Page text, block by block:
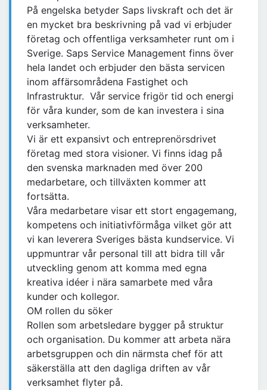
På engelska betyder Saps livskraft och det är
en mycket bra beskrivning på vad vi erbjuder
företag och offentliga verksamheter runt om i
Sverige. Saps Service Management finns över
hela landet och erbjuder den bästa servicen
inom affärsområdena Fastighet och
Infrastruktur. Vår service frigör tid och energi
för våra kunder, som de kan investera i sina
verksamheter.
Vi är ett expansivt och entreprenörsdrivet
företag med stora visioner. Vi finns idag på
den svenska marknaden med över 200
medarbetare, och tillväxten kommer att
fortsätta.
Våra medarbetare visar ett stort engagemang,
kompetens och initiativförmåga vilket gör att
vi kan leverera Sveriges bästa kundservice. Vi
uppmuntrar vår personal till att bidra till vår
utveckling genom att komma med egna
kreativa idéer i nära samarbete med våra
kunder och kollegor.
OM rollen du söker
Rollen som arbetsledare bygger på struktur
och organisation. Du kommer att arbeta nära
arbetsgruppen och din närmsta chef för att
säkerställa att den dagliga driften av vår
verksamhet flyter på.